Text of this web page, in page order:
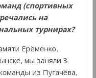
(спортивных
на
турнирах?
Ерёменко,
мы заняли 3
из Пугачёва,